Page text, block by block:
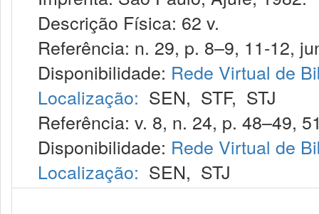
Descrição Física: 62 v.
Referência: n. 29, p. 8–9, 11-12,
Disponibilidade: Rede Virtual de
Localização: SEN, STF, STJ
Referência: v. 8, n. 24, p. 48–49,
Disponibilidade: Rede Virtual de
Localização: SEN, STJ